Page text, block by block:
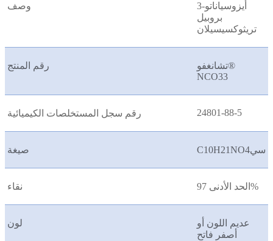
وصف
3-أيزوسياناتو
بروبيل
تريثوكسيسيلان
رقم المنتج
تشانغفو®
NCO33
رقم سجل المستخلصات الكيميائية 24801-88-5
صيغة C10H21NO4سي
نقاء الحد الأدنى 97%
لون
عديم اللون أو
أصفر فاتح